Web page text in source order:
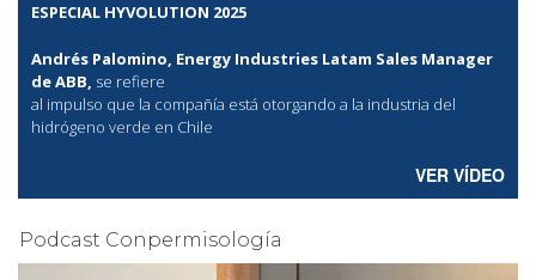
ESPECIAL HYVOLUTION 2025
Andrés Palomino, Energy Industries Latam Sales Manager
de ABB, se refiere
al impulso que la compañía está otorgando a la industria del
hidrógeno verde en Chile
VER VÍDEO
Podcast Conpermisología